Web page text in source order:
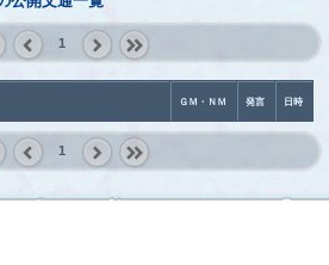
1
ＧＭ・ＮＭ 発言 日時
prev
1